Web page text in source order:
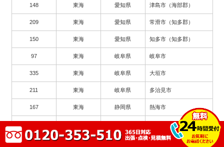
148 東海 愛知県 津島市（海部郡）
209 東海 愛知県 常滑市（知多郡）
150 東海 愛知県 知多市（知多郡）
97 東海 岐阜県 岐阜市
335 東海 岐阜県 大垣市
211 東海 岐阜県 多治見市
167 東海 静岡県 熱海市
263 東海 愛知県 豊川市